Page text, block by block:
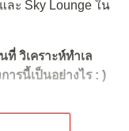
ละ Sky Lounge ใน
วิเคราะห์ทำเล
ารนี้เป็นอย่างไร : )